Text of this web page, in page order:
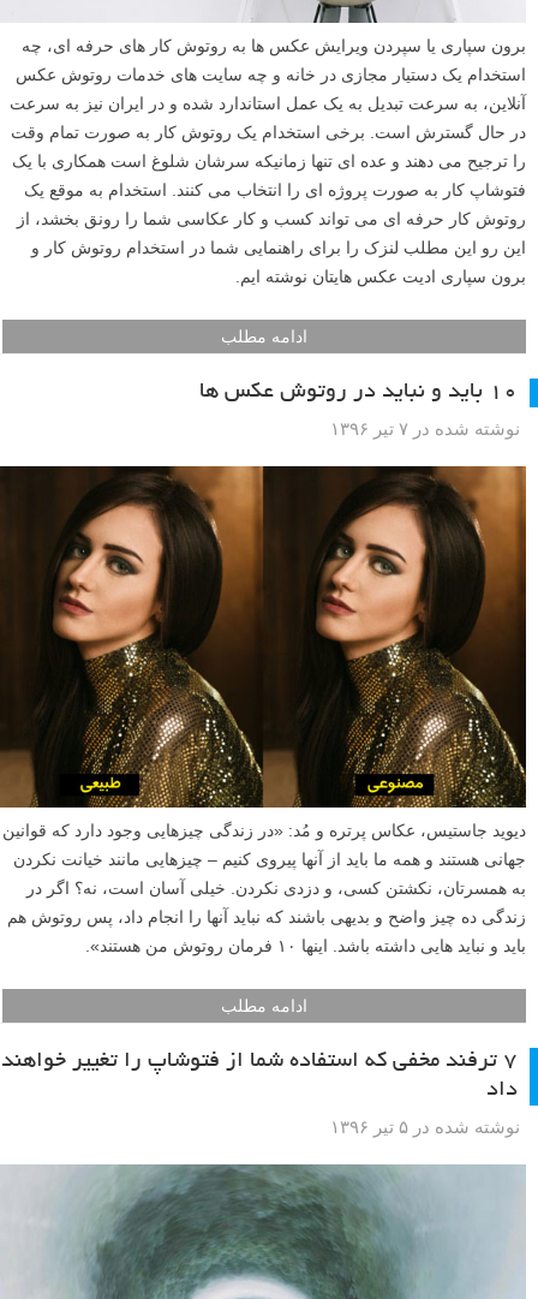
برون سپاری یا سپردن ویرایش عکس ها به روتوش کار های حرفه ای، چه
استخدام یک دستیار مجازی در خانه و چه سایت های خدمات روتوش عکس
آنلاین، به سرعت تبدیل به یک عمل استاندارد شده و در ایران نیز به سرعت
در حال گسترش است. برخی استخدام یک روتوش کار به صورت تمام وقت
را ترجیح می دهند و عده ای تنها زمانیکه سرشان شلوغ است همکاری با یک
فتوشاپ کار به صورت پروژه ای را انتخاب می کنند. استخدام به موقع یک
روتوش کار حرفه ای می تواند کسب و کار عکاسی شما را رونق بخشد، از
این رو این مطلب لنزک را برای راهنمایی شما در استخدام روتوش کار و
برون سپاری ادیت عکس هایتان نوشته ایم.
ادامه مطلب
۱۰ باید و نباید در روتوش عکس ها
نوشته شده در ۷ تیر ۱۳۹۶
دیوید جاستیس، عکاس پرتره و مُد: «در زندگی چیزهایی وجود دارد که قوانین
جهانی هستند و همه ما باید از آنها پیروی کنیم – چیزهایی مانند خیانت نکردن
به همسرتان، نکشتن کسی، و دزدی نکردن. خیلی آسان است، نه؟ اگر در
زندگی ده چیز واضح و بدیهی باشند که نباید آنها را انجام داد، پس روتوش هم
باید و نباید هایی داشته باشد. اینها ۱۰ فرمان روتوش من هستند».
ادامه مطلب
۷ ترفند مخفی که استفاده شما از فتوشاپ را تغییر خواهند
داد
نوشته شده در ۵ تیر ۱۳۹۶